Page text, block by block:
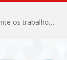
Câmara Municipal de Jacundá abre oficialmente os trabalhos legislativos de 2026